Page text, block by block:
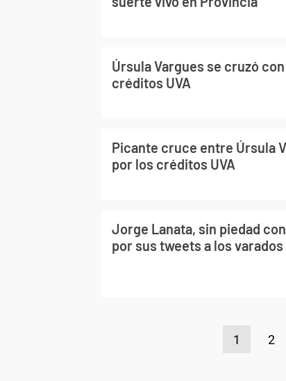
Úrsula Vargues se cruzó
créditos UVA
Picante cruce entre Úrsula
por los créditos UVA
Jorge Lanata, sin piedad
por sus tweets a los
1 2